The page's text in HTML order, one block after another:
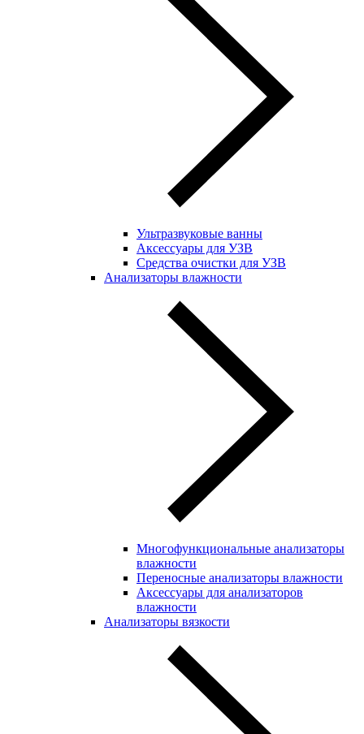
Ультразвуковые ванны
Аксессуары для УЗВ
Средства очистки для УЗВ
Анализаторы влажности
Многофункциональные анализаторы
влажности
Переносные анализаторы влажности
Аксессуары для анализаторов
влажности
Анализаторы вязкости